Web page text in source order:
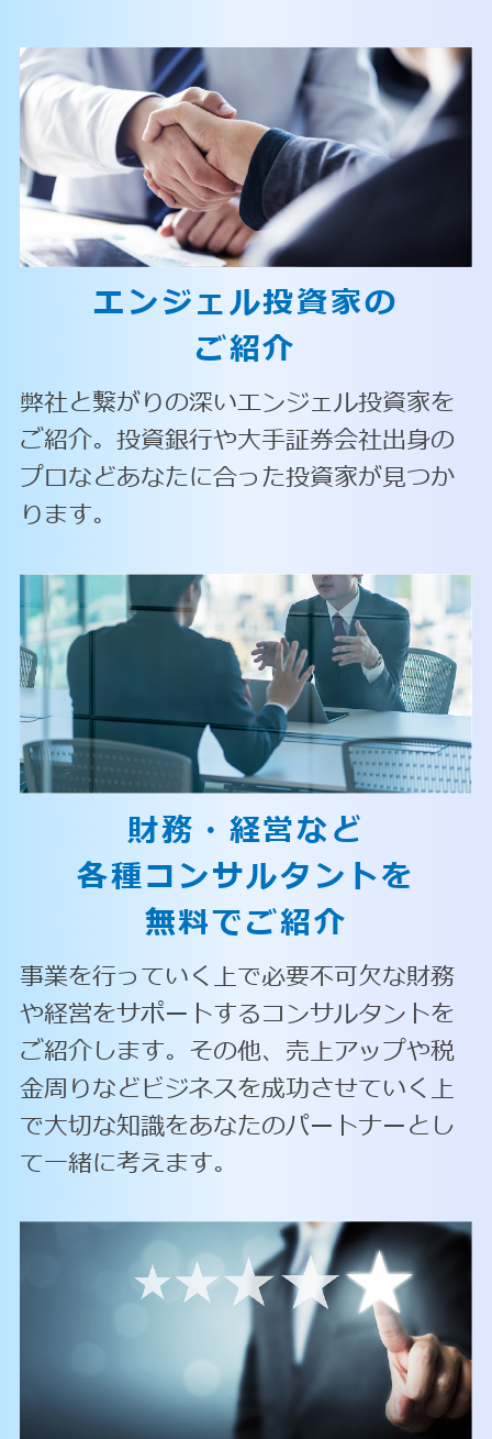
エンジェル投資家の
ご紹介
弊社と繋がりの深いエンジェル投資家を
ご紹介。投資銀行や大手証券会社出身の
プロなどあなたに合った投資家が見つか
ります。
財務・経営など
各種コンサルタントを
無料でご紹介
事業を行っていく上で必要不可欠な財務
や経営をサポートするコンサルタントを
ご紹介します。その他、売上アップや税
金周りなどビジネスを成功させていく上
で大切な知識をあなたのパートナーとし
て一緒に考えます。